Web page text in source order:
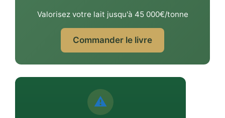
Valorisez votre lait jusqu'à 45 000€/tonne
Commander le livre
⚠️